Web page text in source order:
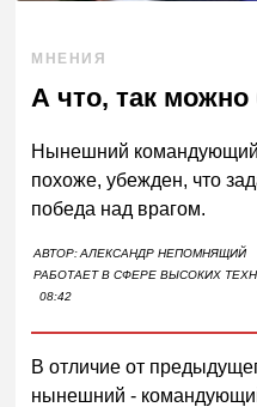
МНЕНИЯ
А что, так
Нынешний командующий
похоже, убежден, что
победа над врагом.
АВТОР:АЛЕКСАНДР НЕПОМНЯЩИЙ
РАБОТАЕТ В СФЕРЕ ВЫСОКИХ
08:42
В отличие от
нынешний -